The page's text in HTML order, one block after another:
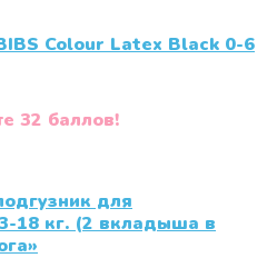
Colour Latex Black 0-6
32 баллов!